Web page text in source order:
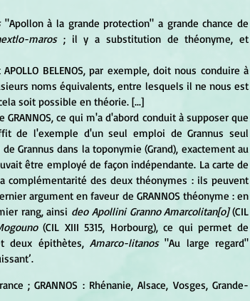
"Apollon à la grande protection" a grande chance de
maros ; il y a substitution de théonyme, et
noms équivalents, entre lesquels il ne nous est
soit possible en théorie. [...]
de l'exemple d'un seul emploi de Grannus seul
Grannus dans la toponymie (Grand), exactement au
être employé de façon indépendante. La carte de
complémentarité des deux théonymes : ils peuvent
argument en faveur de GRANNOS théonyme : en
rang, ainsi deo Apollini Granno Amarcolitan[o] (CIL
(CIL XIII 5315, Horbourg), ce qui permet de
deux épithètes, Amarco-litanos "Au large regard"
; GRANNOS : Rhénanie, Alsace, Vosges, Grande-